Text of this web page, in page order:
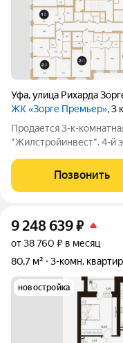
Уфа,улица Рихарда
ЖК «Зорге Премьер», 3
Продается 3-к-
"Жилстройинвест". 4-й
Позвонить
9 248 639₽
от 38 760 ₽ в месяц
80,7 м²
3-комн.
новостройка